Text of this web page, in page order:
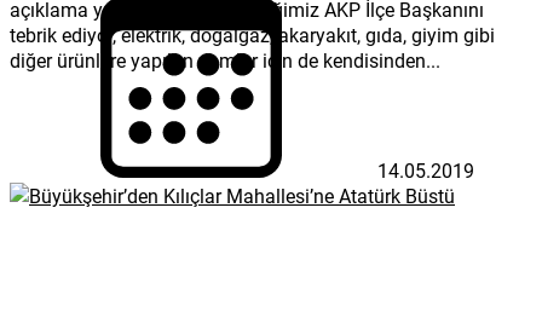
açıklama yaptığını temenni ettiğimiz AKP İlçe Başkanını
tebrik ediyor, elektrik, doğalgaz, akaryakıt, gıda, giyim gibi
diğer ürünlere yapılan zamlar için de kendisinden...
14.05.2019